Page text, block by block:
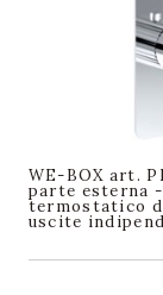
WE-BOX art.
parte esterna
termostatico
uscite